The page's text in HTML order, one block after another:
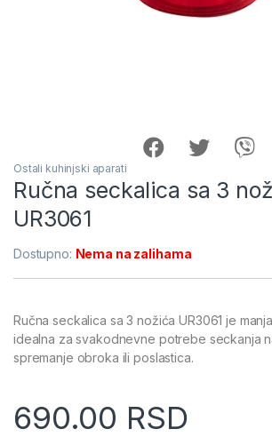
Ostali kuhinjski aparati
Ručna seckalica sa 3
UR3061
Dostupno: Nema na zalihama
Ručna seckalica sa 3 nožića UR3061 je
idealna za svakodnevne potrebe seckanja
spremanje obroka ili poslastica.
690.00 RSD